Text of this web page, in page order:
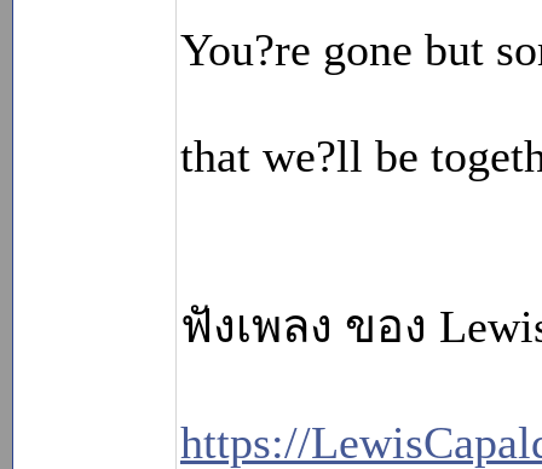
You?re gone but
that we?ll be
ฟังเพลง ของ
https://